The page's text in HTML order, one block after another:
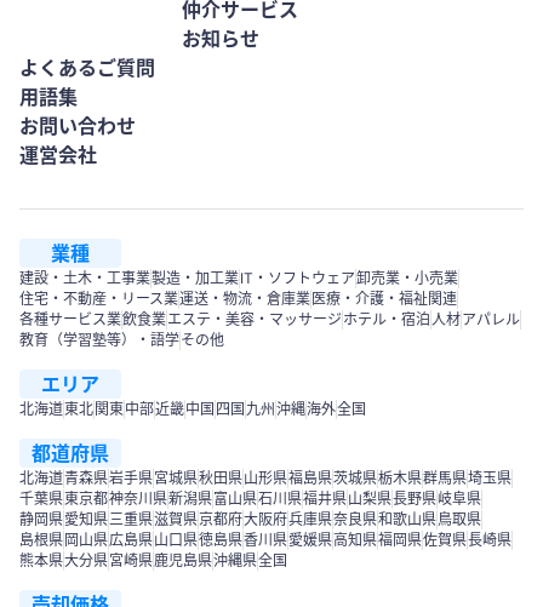
仲介サービス
お知らせ
よくあるご質問
用語集
お問い合わせ
運営会社
業種
建設・土木・工事業製造・加工業IT・ソフトウェア卸売業・小売業
住宅・不動産・リース業運送・物流・倉庫業 医療・介護・福祉関連
各種サービス業飲食業エステ・美容・マッサージ ホテル・宿泊人材アパレル
教育（学習塾等）・語学その他
エリア
北海道東北 関東中部近畿中国 四国 九州 沖縄海外全国
都道府県
北海道青森県岩手県宮城県秋田県山形県福島県茨城県栃木県群馬県埼玉県
千葉県東京都神奈川県新潟県富山県石川県福井県山梨県長野県岐阜県
静岡県愛知県三重県滋賀県京都府大阪府兵庫県奈良県和歌山県鳥取県
島根県 岡山県広島県山口県徳島県香川県愛媛県高知県福岡県佐賀県長崎県
熊本県大分県宮崎県鹿児島県沖縄県全国